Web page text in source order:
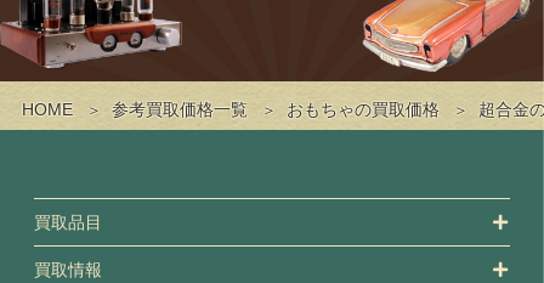
HOME 参考買取価格一覧 おもちゃの買取価格 超合金
買取品目
買取情報